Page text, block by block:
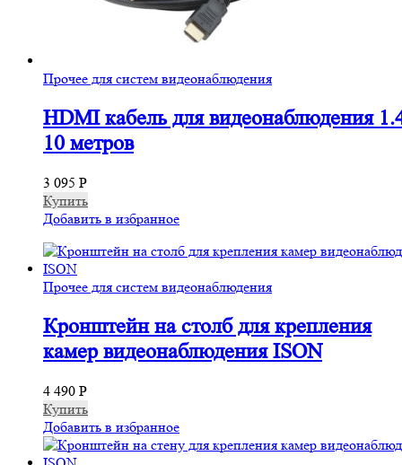
Прочее для систем видеонаблюдения
HDMI кабель для видеонаблюдения
10 метров
3 095 Р
Купить
Добавить в избранное
Прочее для систем видеонаблюдения
Кронштейн на столб для крепления
камер видеонаблюдения ISON
4 490 Р
Купить
Добавить в избранное